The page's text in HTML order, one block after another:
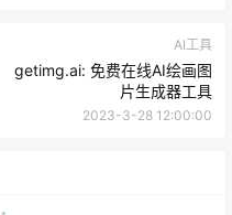
AI工具
getimg.ai: 免费在线AI绘画图
片生成器工具
2023-3-28 12:00:00